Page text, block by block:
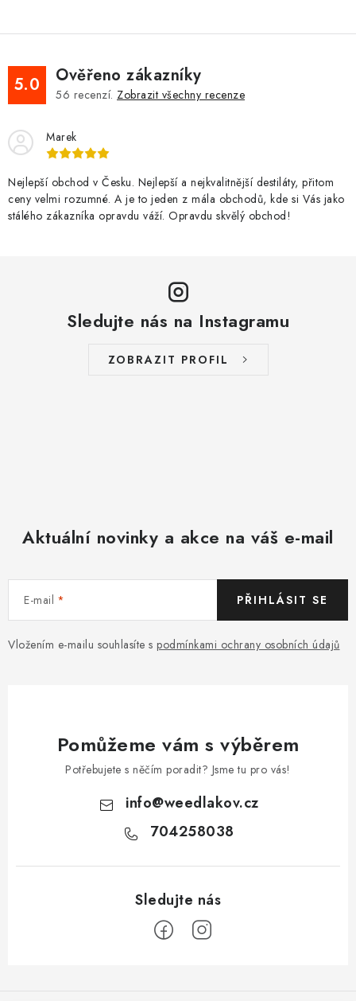
5.0 Ověřeno zákazníky
56 recenzí. Zobrazit všechny recenze
Marek
Nejlepší obchod v Česku. Nejlepší a nejkvalitnější destiláty, přitom
ceny velmi rozumné. A je to jeden z mála obchodů, kde si Vás jako
stálého zákazníka opravdu váží. Opravdu skvělý obchod!
Sledujte nás na Instagramu
ZOBRAZIT PROFIL
Aktuální novinky a akce na váš e-mail
E-mail
Vložením e-mailu souhlasíte s podmínkami ochrany osobních údajů
PŘIHLÁSIT SE
Pomůžeme vám s výběrem
Potřebujete s něčím poradit? Jsme tu pro vás!
info@weedlakov.cz
704258038